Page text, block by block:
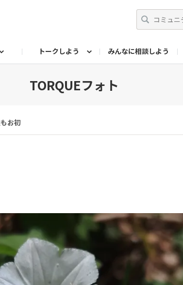
トークしよう みんなに相談しよう
TORQUEフォト
お初